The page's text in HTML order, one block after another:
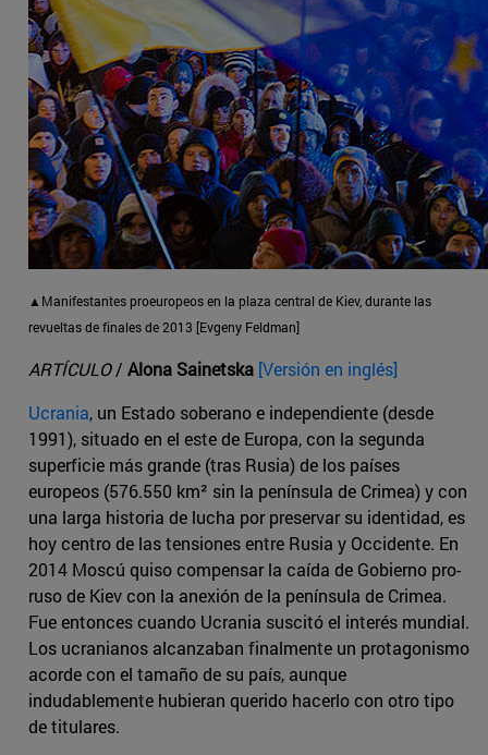
▲Manifestantes proeuropeos en la plaza central de Kiev, durante las
revueltas de finales de 2013 [Evgeny Feldman]
ARTÍCULO/ Alona Sainetska [Versión en inglés]
Ucrania, un Estado soberano e independiente (desde
1991), situado en el este de Europa, con la segunda
superficie más grande (tras Rusia) de los países
europeos (576.550 km² sin la península de Crimea) y con
una larga historia de lucha por preservar su identidad, es
hoy centro de las tensiones entre Rusia y Occidente. En
2014 Moscú quiso compensar la caída de Gobierno pro-
ruso de Kiev con la anexión de la península de Crimea.
Fue entonces cuando Ucrania suscitó el interés mundial.
Los ucranianos alcanzaban finalmente un protagonismo
acorde con el tamaño de su país, aunque
indudablemente hubieran querido hacerlo con otro tipo
de titulares.